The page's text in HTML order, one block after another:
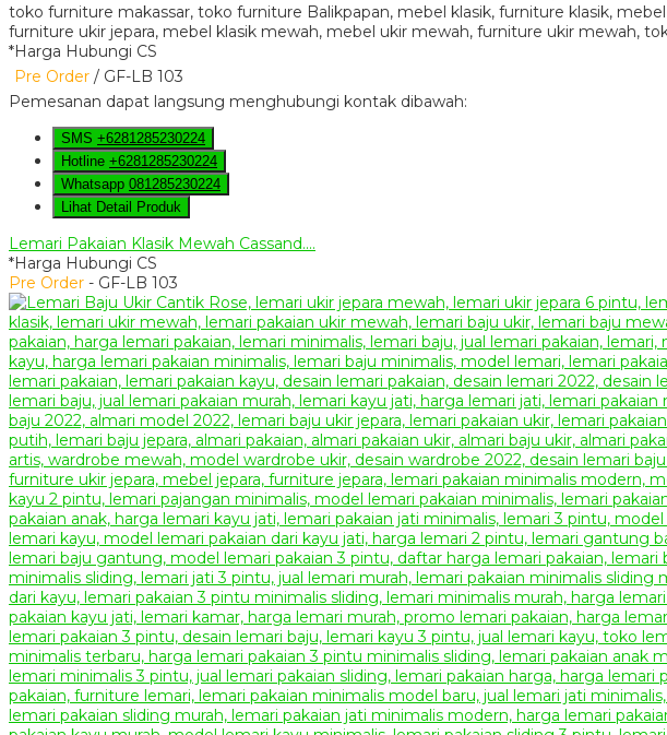
*Harga Hubungi CS
Pre Order / GF-LB 103
Pemesanan dapat langsung menghubungi kontak dibawah:
SMS +6281285230224
Hotline +6281285230224
Whatsapp 081285230224
Lihat Detail Produk
Lemari Pakaian Klasik Mewah Cassand....
*Harga Hubungi CS
Pre Order - GF-LB 103